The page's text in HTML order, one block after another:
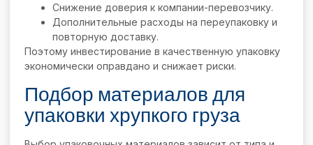
Снижение доверия к компании-перевозчику.
Дополнительные расходы на переупаковку и
повторную доставку.
Поэтому инвестирование в качественную упаковку
экономически оправдано и снижает риски.
Подбор материалов для
упаковки хрупкого груза